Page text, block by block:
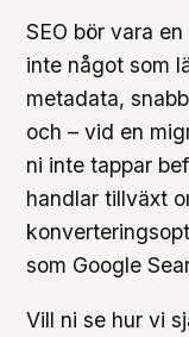
SEO bör vara
inte något som
metadata,
och – vid en
ni inte tappar
handlar tillväxt
som Google
Vill ni se hur vi